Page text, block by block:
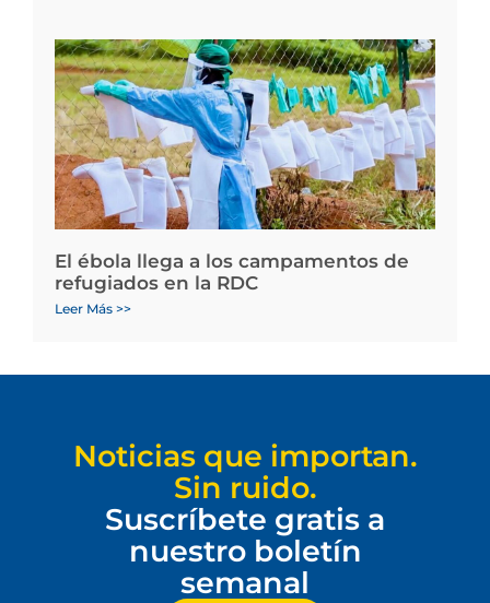
El ébola llega a los campamentos de
refugiados en la RDC
Leer Más >>
Noticias que importan.
Sin ruido.
Suscríbete gratis a
nuestro boletín
semanal